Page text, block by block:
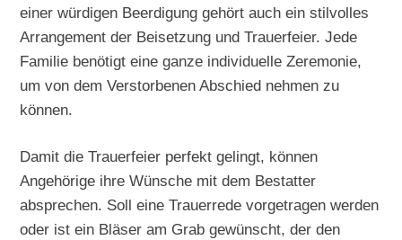
einer würdigen Beerdigung gehört auch ein stilvolles
Arrangement der Beisetzung und Trauerfeier. Jede
Familie benötigt eine ganze individuelle Zeremonie,
um von dem Verstorbenen Abschied nehmen zu
können.
Damit die Trauerfeier perfekt gelingt, können
Angehörige ihre Wünsche mit dem Bestatter
absprechen. Soll eine Trauerrede vorgetragen werden
oder ist ein Bläser am Grab gewünscht, der den